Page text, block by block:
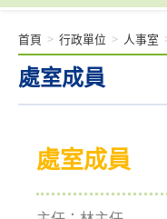
處室成員
首頁 > 行政單位 > 人事室
處室成員